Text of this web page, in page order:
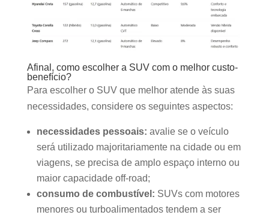
Afinal, como escolher a SUV com o melhor custo-
benefício?
Para escolher o SUV que melhor atende às suas
necessidades, considere os seguintes aspectos:
necessidades pessoais: avalie se o veículo
será utilizado majoritariamente na cidade ou em
viagens, se precisa de amplo espaço interno ou
maior capacidade off-road;
consumo de combustível: SUVs com motores
menores ou turboalimentados tendem a ser